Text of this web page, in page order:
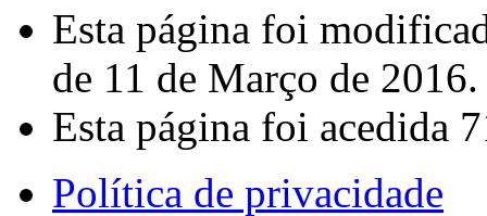
Esta página foi
de 11 de Março de 2016.
Esta página foi acedida
Política de privacidade